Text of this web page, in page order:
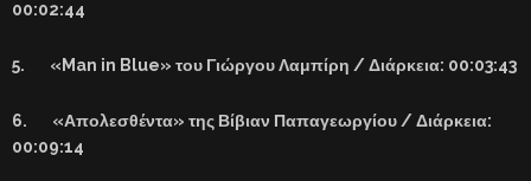
00:02:44
5. «Man in Blue» του Γιώργου Λαμπίρη / Διάρκεια: 00:03:43
6. «Απολεσθέντα» της Βίβιαν Παπαγεωργίου / Διάρκεια:
00:09:14